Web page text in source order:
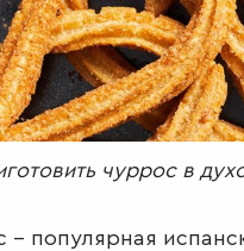
чуррос в
– популярная